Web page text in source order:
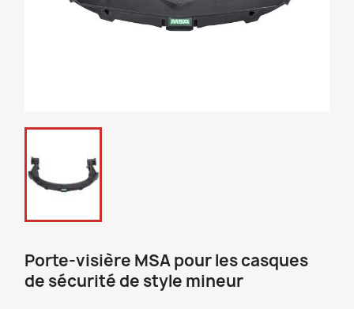
Porte-visière MSA pour les casques
de sécurité de style mineur